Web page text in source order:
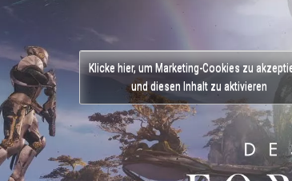
Klicke hier, um Marketing-Cookies zu
und diesen Inhalt zu aktivieren